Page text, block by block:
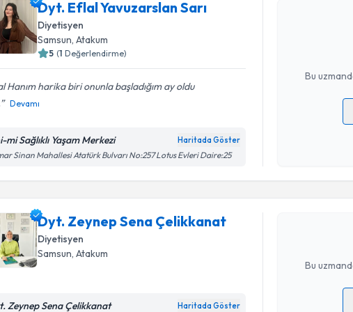
Dyt. Eflal Yavuzarslan Sarı
Diyetisyen
Samsun, Atakum
5 (1 Değerlendirme)
Hanım harika biri onunla başladığım ay oldu
Devamı
mi Sağlıklı Yaşam Merkezi Haritada Göster
Sinan Mahallesi Atatürk Bulvarı No:257 Lotus Evleri Daire:25
Bu
Kişisel
Dyt. Zeynep Sena Çelikkanat
Diyetisyen
Samsun, Atakum
Zeynep Sena Çelikkanat Haritada Göster
Bu